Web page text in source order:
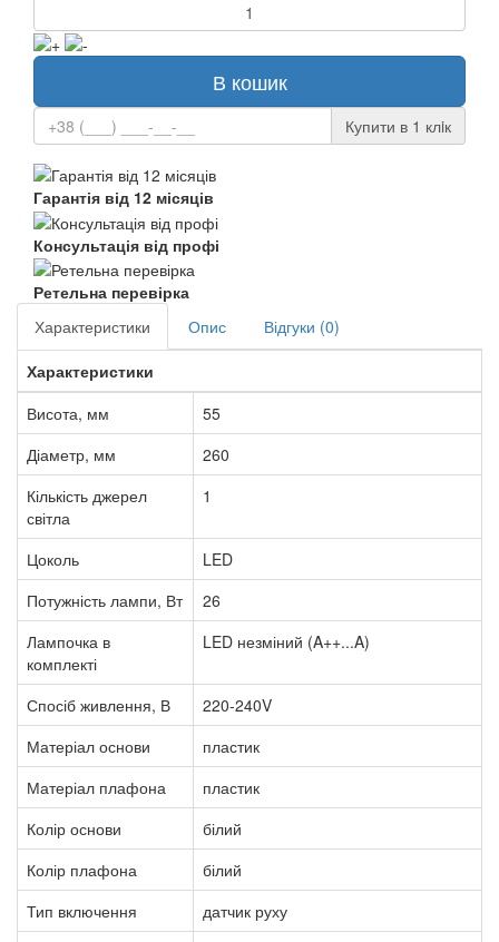
В кошик
Купити в 1 клiк
Гарантія від 12 місяців
Консультація від профі
Ретельна перевірка
Характеристики
Опис
Відгуки (0)
Характеристики
Висота, мм
55
Діаметр, мм
260
Кількість джерел
світла
1
Цоколь
LED
Потужність лампи, Вт
26
Лампочка в
комплекті
LED незміний (A++...A)
Спосіб живлення, В
220-240V
Матеріал основи
пластик
Матеріал плафона
пластик
Колір основи
білий
Колір плафона
білий
Тип включення
датчик руху